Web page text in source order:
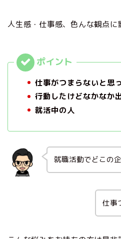
人生感・仕事感、色んな観点に
仕事がつまらないと思
行動したけどなかなか
就活中の人
就職活動でどこの
仕事